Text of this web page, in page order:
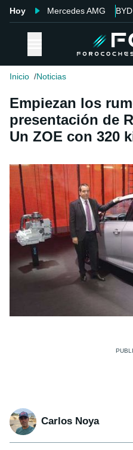
Hoy Mercedes AMG
Inicio Noticias
Empiezan los
presentación de
Un ZOE con 320
Carlos Noya